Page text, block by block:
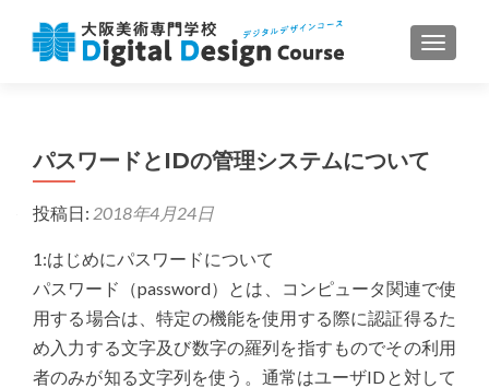
ナビゲ
パスワードとIDの管理システムについて
投稿日: 2018年4月24日
1:はじめにパスワードについて
パスワード（password）とは、コンピュータ関連で使
用する場合は、特定の機能を使用する際に認証得るた
め入力する文字及び数字の羅列を指すものでその利用
者のみが知る文字列を使う。通常はユーザIDと対して